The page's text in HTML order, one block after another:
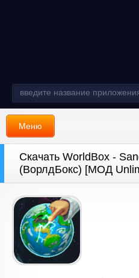
Меню
Скачать WorldBox -
(ВорлдБокс) [МОД